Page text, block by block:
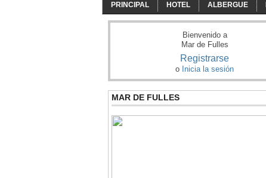
PRINCIPAL HOTEL ALBERGUE
Bienvenido a
Mar de Fulles
Registrarse
o Inicia la sesión
MAR DE FULLES